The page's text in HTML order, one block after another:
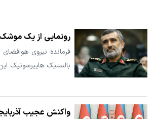
رونمایی از یک موشک
فرمانده نیروی
بالستیک هایپرسونیک
واکنش عجیب